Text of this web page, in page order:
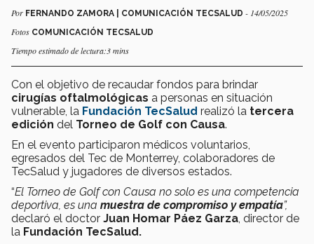
Por FERNANDO ZAMORA | COMUNICACIÓN TECSALUD - 14/05/2025
Fotos COMUNICACIÓN TECSALUD
Tiempo estimado de lectura:3 mins
Con el objetivo de recaudar fondos para brindar
cirugías oftalmológicas a personas en situación
vulnerable, la Fundación TecSalud realizó la tercera
edición del Torneo de Golf con Causa.
En el evento participaron médicos voluntarios,
egresados del Tec de Monterrey, colaboradores de
TecSalud y jugadores de diversos estados.
“El Torneo de Golf con Causa no solo es una competencia
deportiva, es una muestra de compromiso y empatía”,
declaró el doctor Juan Homar Páez Garza , director de
la Fundación TecSalud.